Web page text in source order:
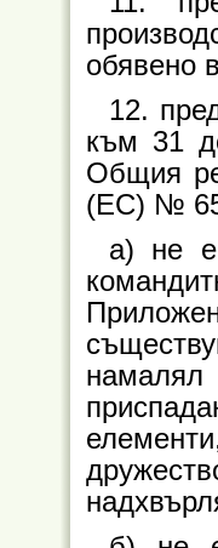
обявено
12.
към 31
Общия
(ЕС) №
а) не е